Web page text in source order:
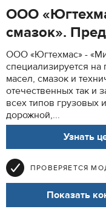
ООО
смазок».
ООО «Югтехмас» -
специализируется на
масел, смазок и
отечественных так и
всех типов грузовых
дорожной,...
Узнать
ПРОВЕРЯЕТСЯ
Показать